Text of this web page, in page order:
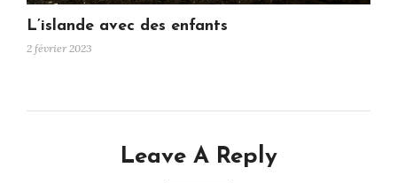
L’islande avec des enfants
2 février 2023
Leave A Reply